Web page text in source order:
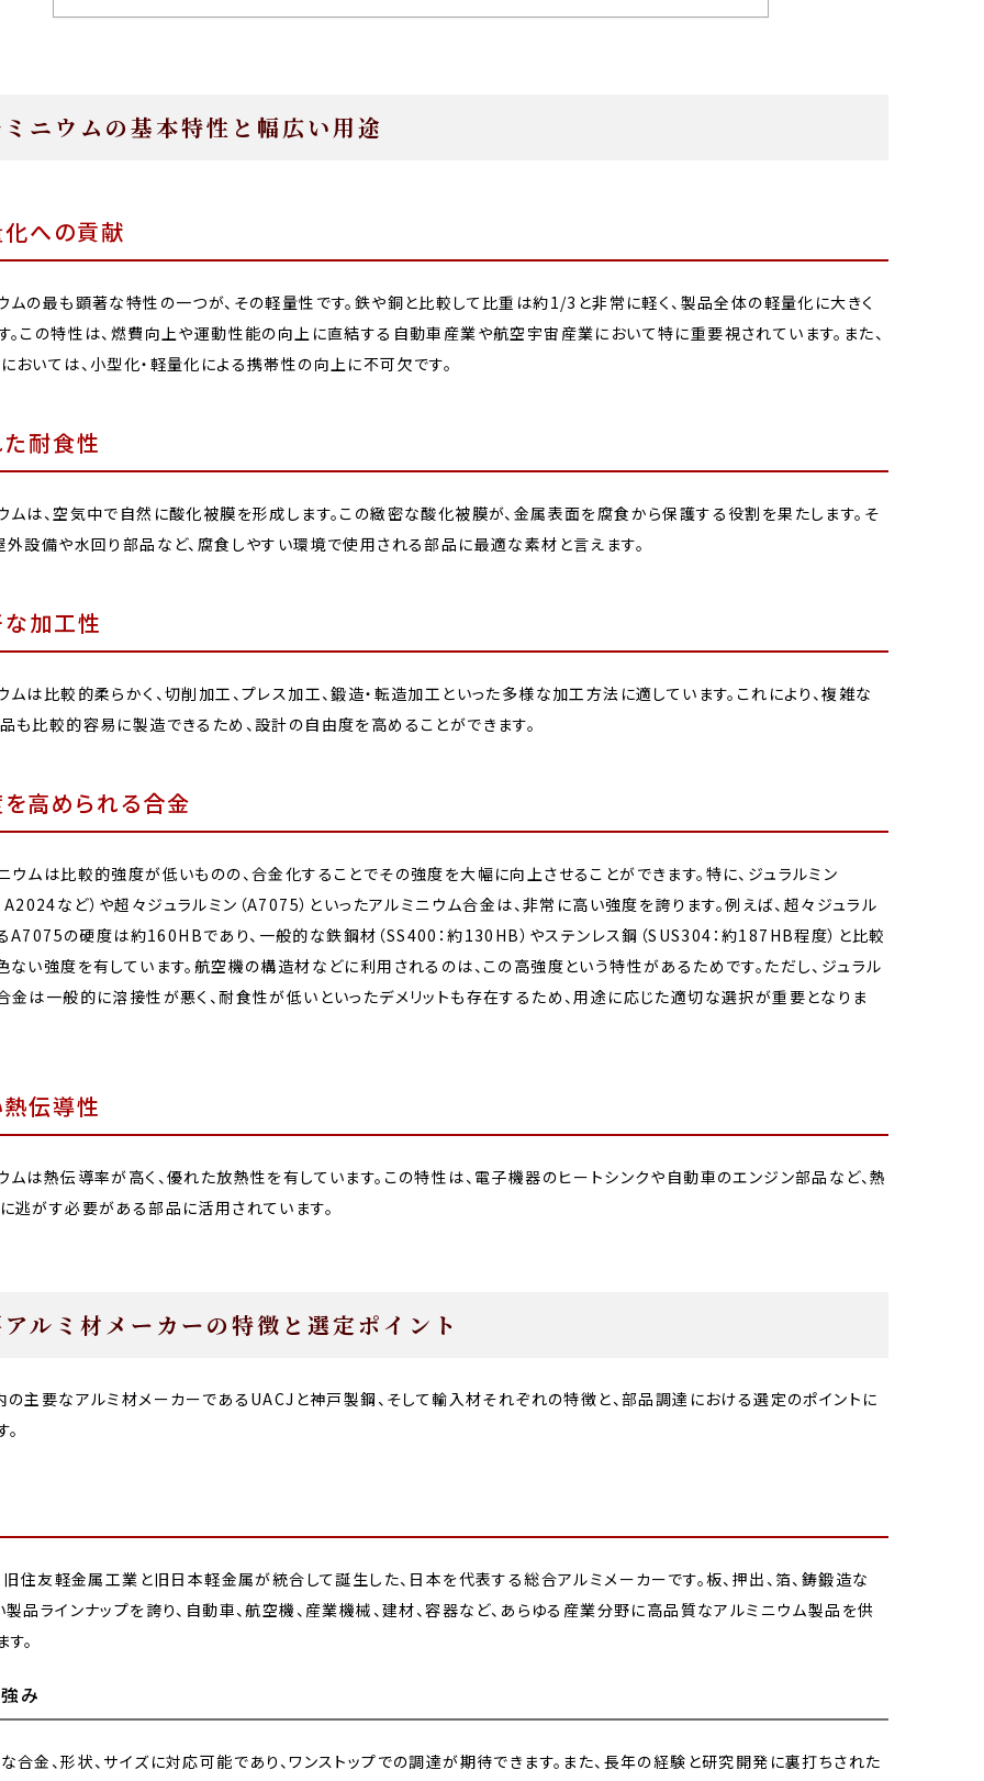
ミニウムの基本特性と幅広い用途
への貢献
ムの最も顕著な特性の一つが、その軽量性です。鉄や銅と比較して比重は約1/3と非常に軽く、製品全体の軽量化に大きく
。この特性は、燃費向上や運動性能の向上に直結する自動車産業や航空宇宙産業において特に重要視されています。また、
おいては、小型化・軽量化による携帯性の向上に不可欠です。
耐食性
ムは、空気中で自然に酸化被膜を形成します。この緻密な酸化被膜が、金属表面を腐食から保護する役割を果たします。そ
外設備や水回り部品など、腐食しやすい環境で使用される部品に最適な素材と言えます。
加工性
ムは比較的柔らかく、切削加工、プレス加工、鍛造・転造加工といった多様な加工方法に適しています。これにより、複雑な
も比較的容易に製造できるため、設計の自由度を高めることができます。
高められる合金
ウムは比較的強度が低いものの、合金化することでその強度を大幅に向上させることができます。特に、ジュラルミン
A2024など）や超々ジュラルミン（A7075）といったアルミニウム合金は、非常に高い強度を誇ります。例えば、超々ジュラル
A7075の硬度は約160HBであり、一般的な鉄鋼材（SS400：約130HB）やステンレス鋼（SUS304：約187HB程度）と比較
ない強度を有しています。航空機の構造材などに利用されるのは、この高強度という特性があるためです。ただし、ジュラル
金は一般的に溶接性が悪く、耐食性が低いといったデメリットも存在するため、用途に応じた適切な選択が重要となりま
伝導性
ムは熱伝導率が高く、優れた放熱性を有しています。この特性は、電子機器のヒートシンクや自動車のエンジン部品など、熱
逃がす必要がある部品に活用されています。
ルミ材メーカーの特徴と選定ポイント
の主要なアルミ材メーカーであるUACJと神戸製鋼、そして輸入材それぞれの特徴と、部品調達における選定のポイントに
旧住友軽金属工業と旧日本軽金属が統合して誕生した、日本を代表する総合アルミメーカーです。板、押出、箔、鋳鍛造な
製品ラインナップを誇り、自動車、航空機、産業機械、建材、容器など、あらゆる産業分野に高品質なアルミニウム製品を供
。
み
合金、形状、サイズに対応可能であり、ワンストップでの調達が期待できます。また、長年の経験と研究開発に裏打ちされた